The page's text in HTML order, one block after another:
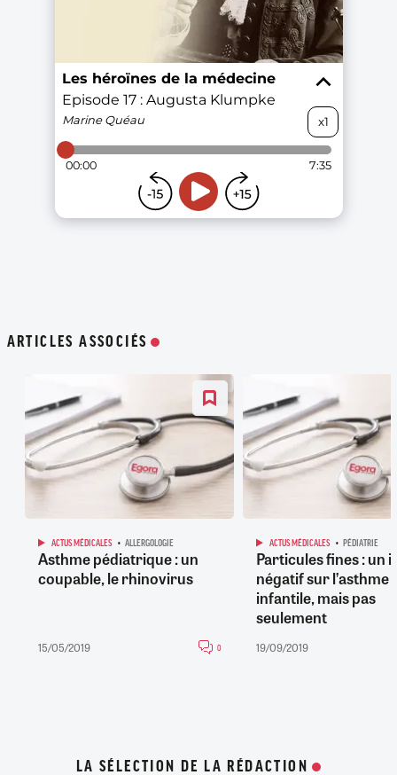
ARTICLES ASSOCIÉS
ACTUS MÉDICALES ALLERGOLOGIE
Asthme pédiatrique : un
coupable, le rhinovirus
15/05/2019 0
ACTUS MÉDICALES PÉDIATRIE
Particules fines : un
négatif sur l’asthme
infantile, mais pas
seulement
19/09/2019
LA SÉLECTION DE LA RÉDACTION